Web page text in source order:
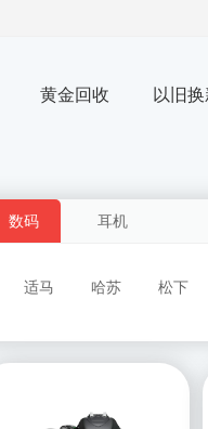
黄金回收 以旧
数码 耳机
适马 哈苏 松下